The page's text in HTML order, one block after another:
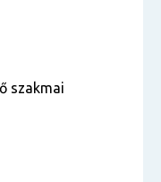
szakmai